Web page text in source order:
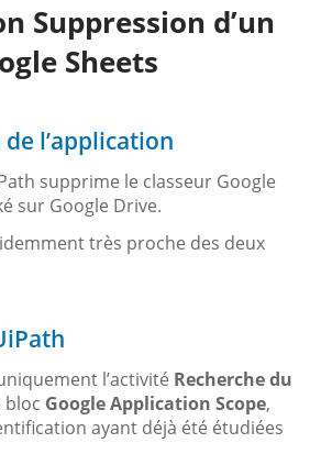
Suppression d’un
Sheets
l’application
supprime le classeur Google
sur Google Drive.
très proche des deux
l’activité Recherche du
Google Application Scope,
ayant déjà été étudiées